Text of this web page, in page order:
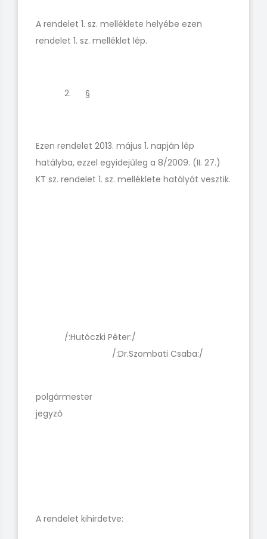
A rendelet 1. sz. melléklete helyébe ezen
rendelet 1. sz. melléklet lép.
2. §
Ezen rendelet 2013. május 1. napján lép
hatályba, ezzel egyidejűleg a 8/2009. (II. 27.)
KT sz. rendelet 1. sz. melléklete hatályát vesztik.
/:Hutóczki Péter:/
/:Dr.Szombati Csaba:/
polgármester
jegyző
A rendelet kihirdetve: